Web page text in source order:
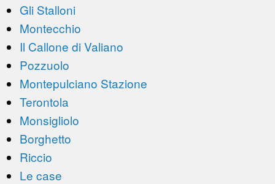
Gli Stalloni
Montecchio
Il Callone di Valiano
Pozzuolo
Montepulciano Stazione
Terontola
Monsigliolo
Borghetto
Riccio
Le case